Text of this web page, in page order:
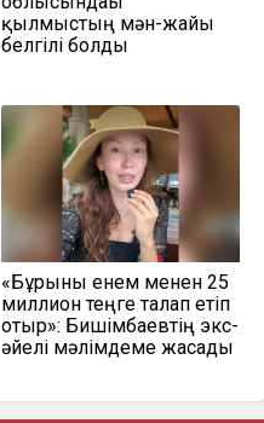
қылмыстың мән-жайы
белгілі болды
«Бұрынғы енем менен 25
миллион теңге талап етіп
отыр»: Бишімбаевтің экс-
әйелі мәлімдеме жасады